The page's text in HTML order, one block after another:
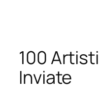
100
Inviate